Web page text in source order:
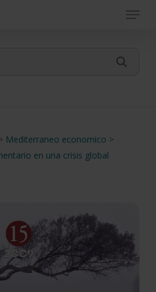
Menu
Mediterraneo economico >
en una crisis global